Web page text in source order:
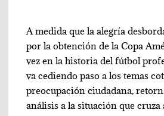
A medida que la alegría
por la obtención de la Copa
vez en la historia del fútbol
va cediendo paso a los temas
preocupación ciudadana,
análisis a la situación que